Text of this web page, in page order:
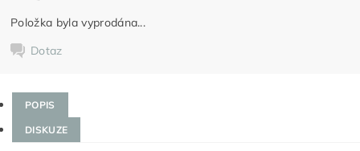
Položka byla vyprodána...
Dotaz
POPIS
DISKUZE